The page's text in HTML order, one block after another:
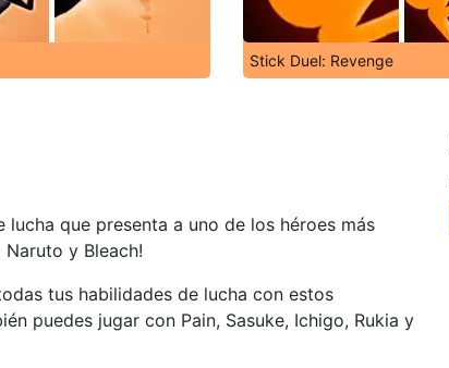
Stick Duel: Revenge
lucha que presenta a uno de los héroes más
y Bleach!
tus habilidades de lucha con estos
puedes jugar con Pain, Sasuke, Ichigo, Rukia y